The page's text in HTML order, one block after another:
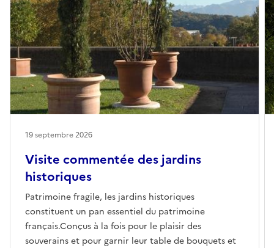
Visite commentée des jardins
historiques
Patrimoine fragile, les jardins historiques
constituent un pan essentiel du patrimoine
français.Conçus à la fois pour le plaisir des
souverains et pour garnir leur table de bouquets et
19 septembre 2026